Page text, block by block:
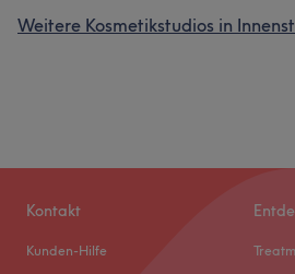
Weitere Kosmetikstudios in
Kontakt
Kunden-Hilfe